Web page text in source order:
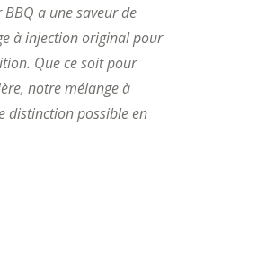
a une saveur de
à injection original pour
Que ce soit pour
notre mélange à
distinction possible en